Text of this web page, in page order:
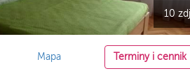
10
Mapa Terminy i cennik